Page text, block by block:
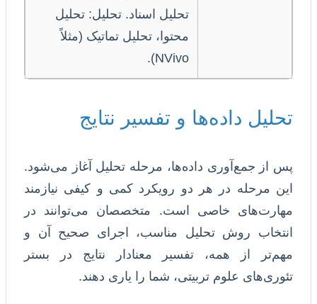
تحلیل اسناد. تحلیل: تحلیل
محتوا، تحلیل تماتیک (مثلاً
NVivo).
تحلیل داده‌ها و تفسیر نتایج
پس از جمع‌آوری داده‌ها، مرحله تحلیل آغاز می‌شود.
این مرحله در هر دو رویکرد کمی و کیفی نیازمند
مهارت‌های خاصی است. متخصصان می‌توانند در
انتخاب روش تحلیل مناسب، اجرای صحیح آن و
مهم‌تر از همه، تفسیر معنادار نتایج در بستر
تئوری‌های علوم تربیتی، شما را یاری دهند.